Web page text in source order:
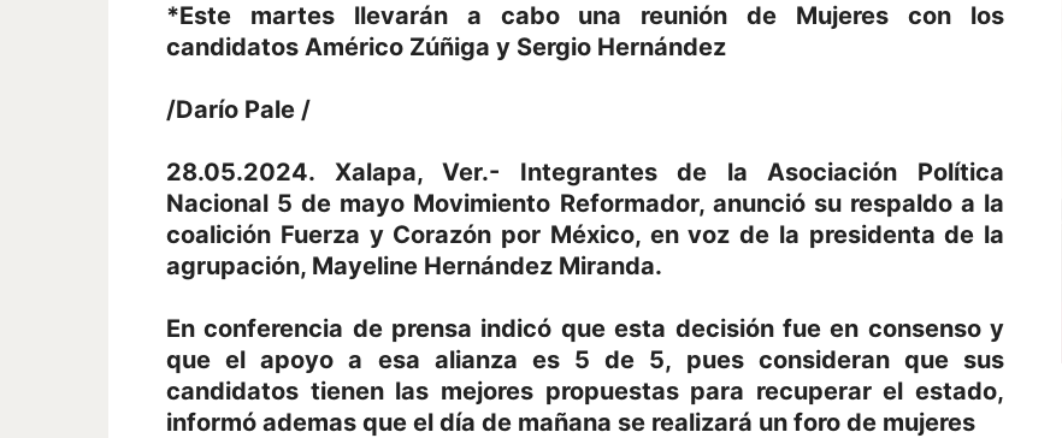
*Este martes llevarán a cabo una reunión de Mujeres con los
candidatos Américo Zúñiga y Sergio Hernández
/Darío Pale /
28.05.2024. Xalapa, Ver.- Integrantes de la Asociación Política
Nacional 5 de mayo Movimiento Reformador, anunció su respaldo a la
coalición Fuerza y Corazón por México, en voz de la presidenta de la
agrupación, Mayeline Hernández Miranda.
En conferencia de prensa indicó que esta decisión fue en consenso y
que el apoyo a esa alianza es 5 de 5, pues consideran que sus
candidatos tienen las mejores propuestas para recuperar el estado,
informó ademas que el día de mañana se realizará un foro de mujeres